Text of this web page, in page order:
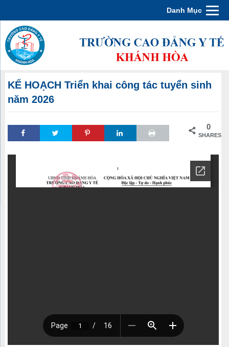
Danh Mục
KẾ HOẠCH Triển khai công tác tuyển sinh
năm 2026
0
SHARES